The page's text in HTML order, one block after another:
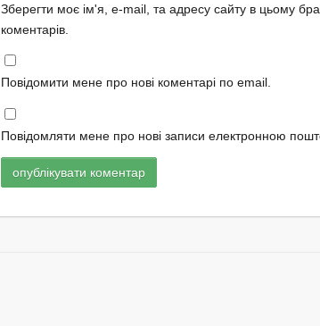
Зберегти моє ім'я, e-mail, та адресу сайту в цьому
коментарів.
Повідомити мене про нові коментарі по email.
Повідомляти мене про нові записи електронною